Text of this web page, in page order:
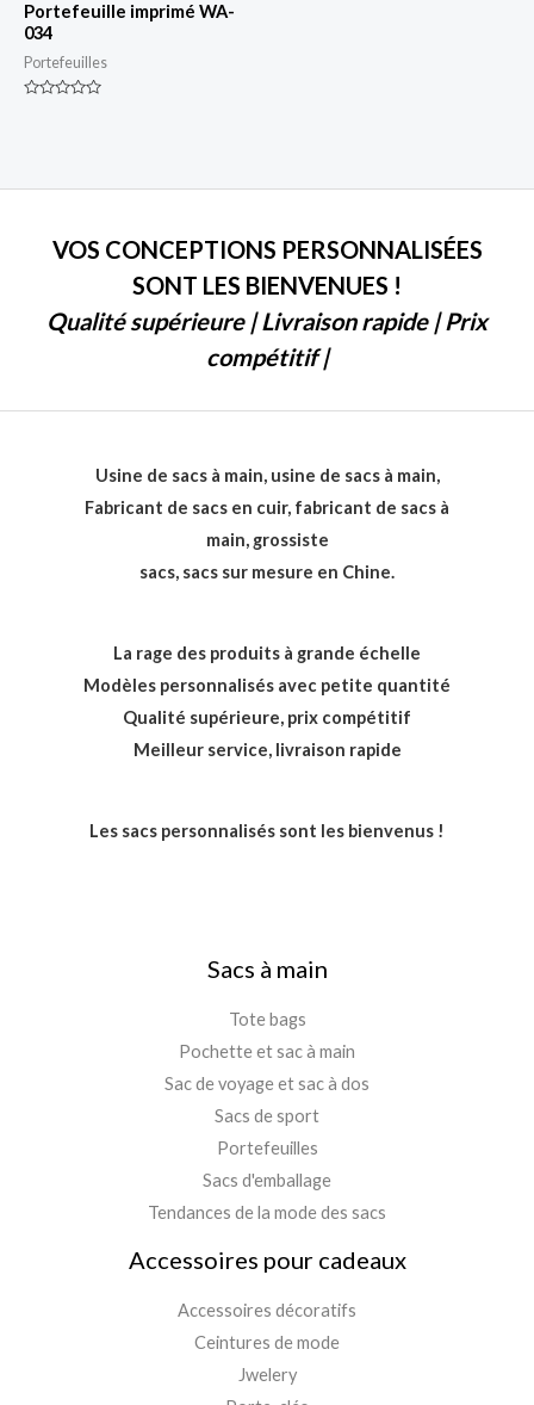
Portefeuille imprimé WA-
034
Portefeuilles
VOS CONCEPTIONS PERSONNALISÉES
SONT LES BIENVENUES !
Qualité supérieure | Livraison rapide | Prix
compétitif |
Usine de sacs à main, usine de sacs à main,
Fabricant de sacs en cuir, fabricant de sacs à
main, grossiste
sacs, sacs sur mesure en Chine.
La rage des produits à grande échelle
Modèles personnalisés avec petite quantité
Qualité supérieure, prix compétitif
Meilleur service, livraison rapide
Les sacs personnalisés sont les bienvenus !
Sacs à main
Tote bags
Pochette et sac à main
Sac de voyage et sac à dos
Sacs de sport
Portefeuilles
Sacs d'emballage
Tendances de la mode des sacs
Accessoires pour cadeaux
Accessoires décoratifs
Ceintures de mode
Jwelery